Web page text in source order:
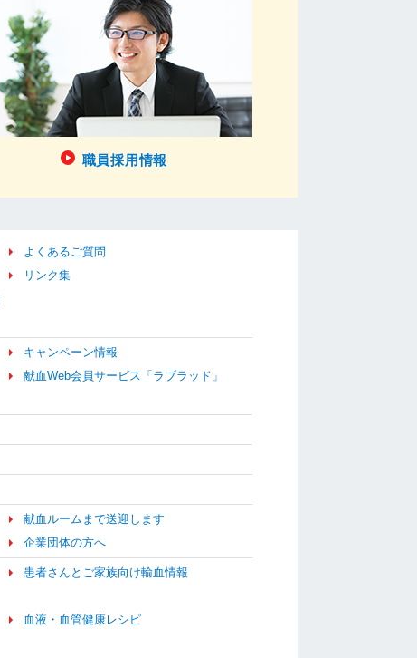
職員採用情報
よくあるご質問
リンク集
キャンペーン情報
献血Web会員サービス「ラブラッド」
献血ルームまで送迎します
企業団体の方へ
患者さんとご家族向け輸血情報
血液・血管健康レシピ